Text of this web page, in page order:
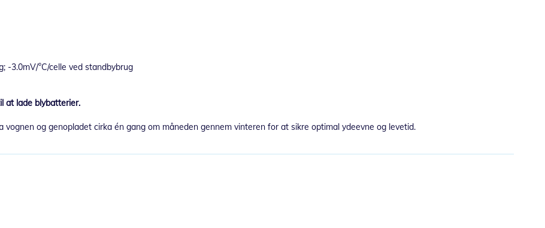
-3.0mV/°C/celle ved standbybrug
at lade blybatterier.
og genopladet cirka én gang om måneden gennem vinteren for at sikre optimal ydeevne og levetid.